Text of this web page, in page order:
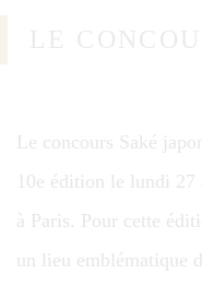
Le concours Saké
10e édition le lundi
à Paris. Pour cette
un lieu emblématique